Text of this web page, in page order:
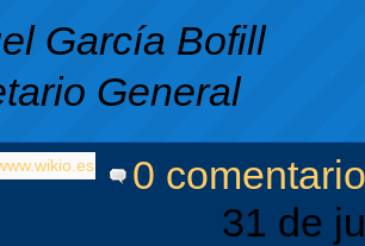
García Bofill
General
0
31 de